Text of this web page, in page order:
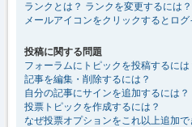
ランクとは？ ランクを変更するには？
メールアイコンをクリックするとロ
投稿に関する問題
フォーラムにトピックを投稿するには
記事を編集・削除するには？
自分の記事にサインを追加するには？
投票トピックを作成するには？
なぜ投票オプションをこれ以上追加で